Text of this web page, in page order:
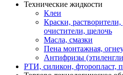
Технические жидкости
Клеи
Краски,
очистители, щелочь
Масла, смазки
Пена монтажная,
Антифризы
РТИ, силикон, фторопласт,